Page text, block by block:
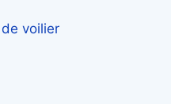
voilier